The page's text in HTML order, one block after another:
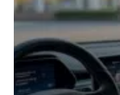
25 janvier 2026